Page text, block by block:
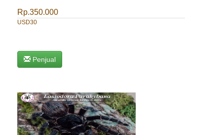
Rp.350.000
USD30
Penjual